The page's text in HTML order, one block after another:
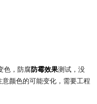
色，防腐防霉效果测试，没
颜色的可能变化，需要工程